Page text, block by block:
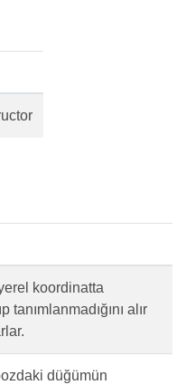
koordinatta
tanımlanmadığını alır
düğümün